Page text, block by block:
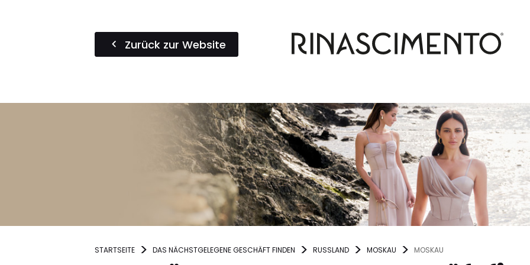
Zurück zur Website
STARTSEITE DAS NÄCHSTGELEGENE GESCHÄFT FINDEN RUSSLAND MOSKAU MOSKAU